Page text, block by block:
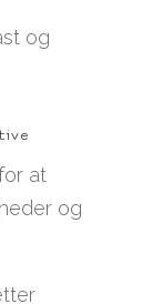
og
at
og